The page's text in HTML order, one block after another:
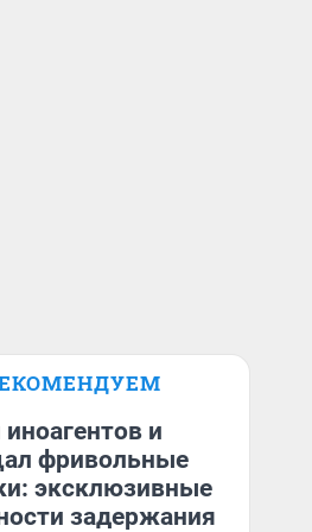
и
фривольные
эксклюзивные
задержания